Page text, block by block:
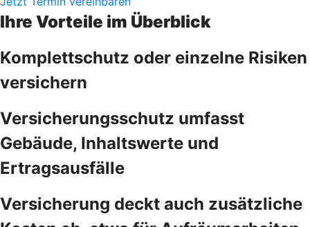
Ihre Vorteile im Überblick
Komplettschutz oder einzelne Risiken
versichern
Versicherungsschutz umfasst
Gebäude, Inhaltswerte und
Ertragsausfälle
Versicherung deckt auch zusätzliche